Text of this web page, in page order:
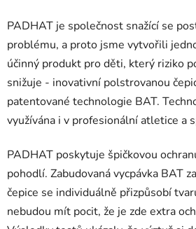
PADHAT je společnost snažící se
problému, a proto jsme vytvořili
účinný produkt pro děti, který riziko
snižuje - inovativní polstrovanou
patentované technologie BAT.
využívána i v profesionální atletice a
PADHAT poskytuje špičkovou
pohodlí. Zabudovaná vycpávka BAT
čepice se individuálně přizpůsobí
nebudou mít pocit, že je zde extra